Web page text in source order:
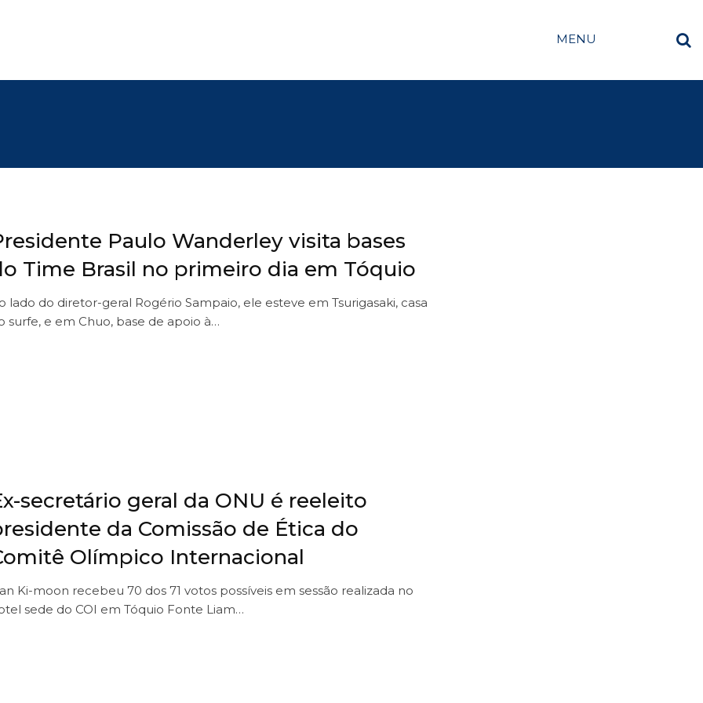
MENU
Paulo Wanderley visita bases
Time Brasil no primeiro dia em Tóquio
lado do diretor-geral Rogério Sampaio, ele esteve em Tsurigasaki, casa
surfe, e em Chuo, base de apoio à…
secretário geral da ONU é reeleito
da Comissão de Ética do
Olímpico Internacional
Ki-moon recebeu 70 dos 71 votos possíveis em sessão realizada no
sede do COI em Tóquio Fonte Liam…